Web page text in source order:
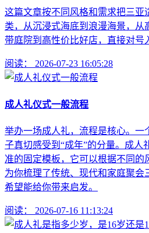
这篇文章按不同风格和需求把三亚
类，从沉浸式海底到浪漫海景，从
带庭院到高性价比好店，直接对号
阅读： 2026-07-23 16:05:28
成人礼仪式一般流程
举办一场成人礼，流程是核心。一
子真切感受到“成年”的分量。成人
准的固定模板，它可以根据不同的
为你梳理了传统、现代和家庭聚会
希望能给你带来启发。
阅读： 2026-07-16 11:13:24